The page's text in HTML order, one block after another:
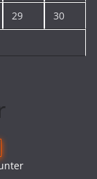
29 30